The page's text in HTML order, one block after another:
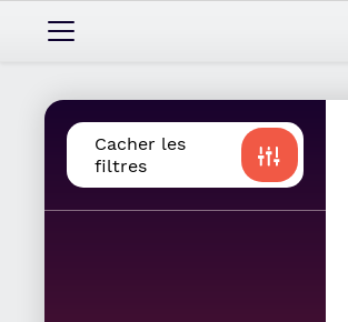
Cacher les
filtres